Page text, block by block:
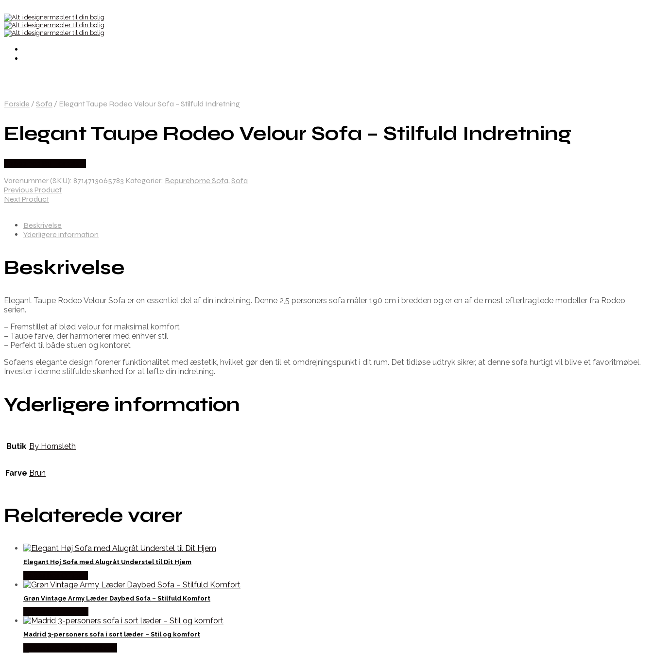
Forside / Sofa / Elegant Taupe Rodeo Velour Sofa – Stilfuld Indretning
Elegant Taupe Rodeo Velour Sofa – Stilfuld Indretning
Varenummer (SKU): 8714713065783 Kategorier: Bepurehome Sofa, Sofa
Previous Product
Next Product
Beskrivelse
Yderligere information
Beskrivelse
Elegant Taupe Rodeo Velour Sofa er en essentiel del af din indretning. Denne 2,5 personers sofa måler 190 cm i bredden og er en af de mest eftertragtede modeller fra Rodeo
serien.
– Fremstillet af blød velour for maksimal komfort
– Taupe farve, der harmonerer med enhver stil
– Perfekt til både stuen og kontoret
Sofaens elegante design forener funktionalitet med æstetik, hvilket gør den til et omdrejningspunkt i dit rum. Det tidløse udtryk sikrer, at denne sofa hurtigt vil blive et favoritmøbel.
Invester i denne stilfulde skønhed for at løfte din indretning.
Yderligere information
Butik By Hornsleth
Farve Brun
Relaterede varer
Elegant Høj Sofa med Alugråt Understel til Dit Hjem
Grøn Vintage Army Læder Daybed Sofa – Stilfuld Komfort
Madrid 3-personers sofa i sort læder – Stil og komfort